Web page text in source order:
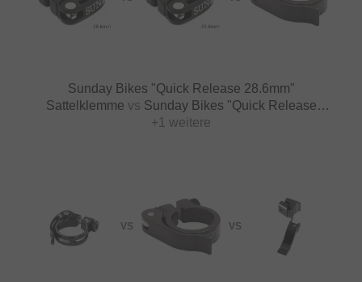
Sunday Bikes "Quick Release 28.6mm"
Sattelklemme vs Sunday Bikes "Quick Release
29.8mm" Sattelklemme
+1 weitere
VS VS